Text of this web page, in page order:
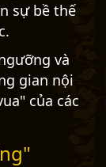
sự bề thế
và
gian nội
của các